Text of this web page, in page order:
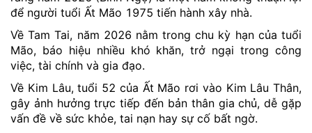
để người tuổi Ất Mão 1975 tiến hành xây nhà.
Về Tam Tai, năm 2026 nằm trong chu kỳ hạn của tuổi
Mão, báo hiệu nhiều khó khăn, trở ngại trong công
việc, tài chính và gia đạo.
Về Kim Lâu, tuổi 52 của Ất Mão rơi vào Kim Lâu Thân,
gây ảnh hưởng trực tiếp đến bản thân gia chủ, dễ gặp
vấn đề về sức khỏe, tai nạn hay sự cố bất ngờ.